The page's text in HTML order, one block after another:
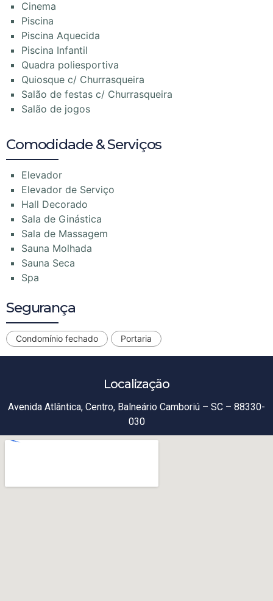
Cinema
Piscina
Piscina Aquecida
Piscina Infantil
Quadra poliesportiva
Quiosque c/ Churrasqueira
Salão de festas c/ Churrasqueira
Salão de jogos
Comodidade & Serviços
Elevador
Elevador de Serviço
Hall Decorado
Sala de Ginástica
Sala de Massagem
Sauna Molhada
Sauna Seca
Spa
Segurança
Condomínio fechado Portaria
Localização
Avenida Atlântica, Centro, Balneário Camboriú – SC – 88330-
030